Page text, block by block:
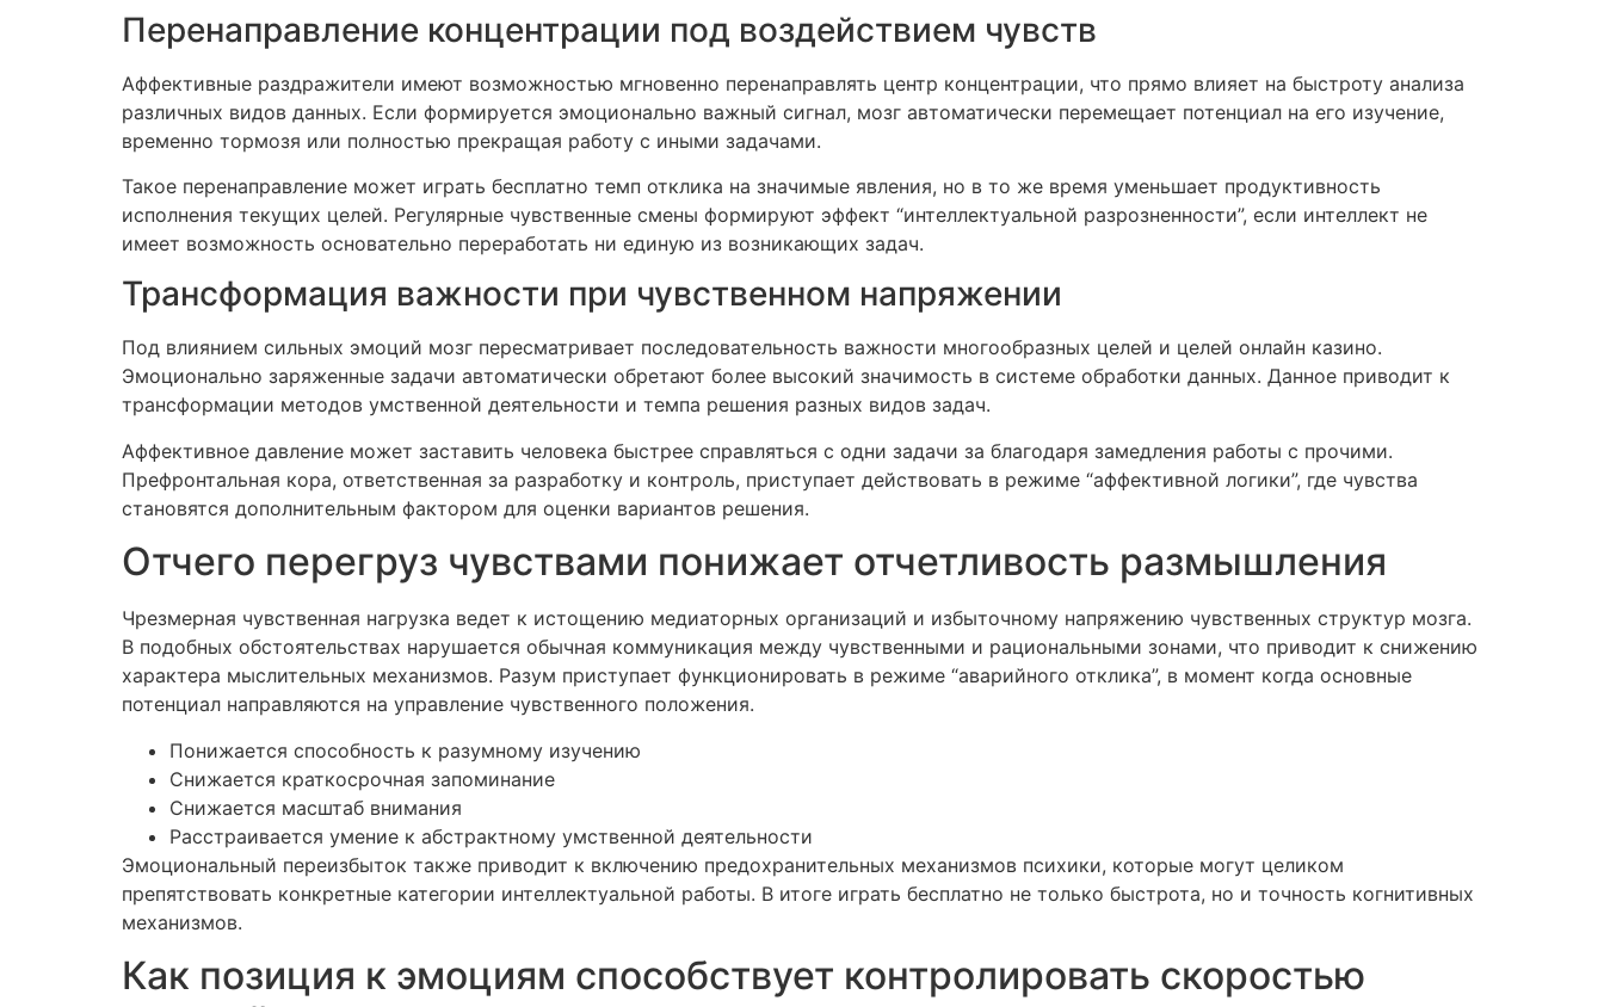
Перенаправление концентрации под воздействием чувств
Аффективные раздражители имеют возможностью мгновенно перенаправлять центр концентрации, что прямо влияет на быстроту анализа
различных видов данных. Если формируется эмоционально важный сигнал, мозг автоматически перемещает потенциал на его изучение,
временно тормозя или полностью прекращая работу с иными задачами.
Такое перенаправление может играть бесплатно темп отклика на значимые явления, но в то же время уменьшает продуктивность
исполнения текущих целей. Регулярные чувственные смены формируют эффект “интеллектуальной разрозненности”, если интеллект не
имеет возможность основательно переработать ни единую из возникающих задач.
Трансформация важности при чувственном напряжении
Под влиянием сильных эмоций мозг пересматривает последовательность важности многообразных целей и целей онлайн казино.
Эмоционально заряженные задачи автоматически обретают более высокий значимость в системе обработки данных. Данное приводит к
трансформации методов умственной деятельности и темпа решения разных видов задач.
Аффективное давление может заставить человека быстрее справляться с одни задачи за благодаря замедления работы с прочими.
Префронтальная кора, ответственная за разработку и контроль, приступает действовать в режиме “аффективной логики”, где чувства
становятся дополнительным фактором для оценки вариантов решения.
Отчего перегруз чувствами понижает отчетливость размышления
Чрезмерная чувственная нагрузка ведет к истощению медиаторных организаций и избыточному напряжению чувственных структур мозга.
В подобных обстоятельствах нарушается обычная коммуникация между чувственными и рациональными зонами, что приводит к снижению
характера мыслительных механизмов. Разум приступает функционировать в режиме “аварийного отклика”, в момент когда основные
потенциал направляются на управление чувственного положения.
Понижается способность к разумному изучению
Снижается краткосрочная запоминание
Снижается масштаб внимания
Расстраивается умение к абстрактному умственной деятельности
Эмоциональный переизбыток также приводит к включению предохранительных механизмов психики, которые могут целиком
препятствовать конкретные категории интеллектуальной работы. В итоге играть бесплатно не только быстрота, но и точность когнитивных
механизмов.
Как позиция к эмоциям способствует контролировать скоростью